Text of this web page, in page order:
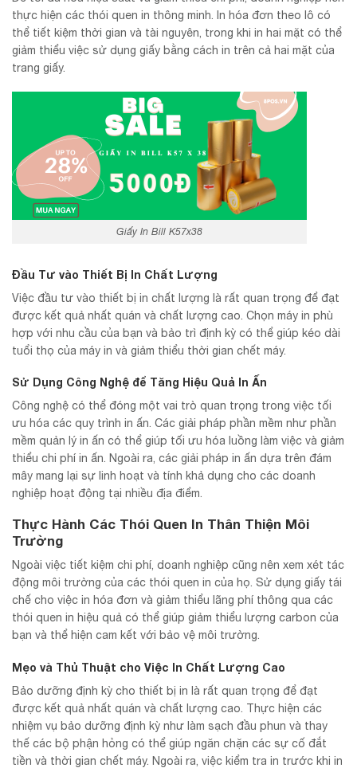
thực hiện các thói quen in thông minh. In hóa đơn theo lô có
thể tiết kiệm thời gian và tài nguyên, trong khi in hai mặt có thể
giảm thiểu việc sử dụng giấy bằng cách in trên cả hai mặt của
trang giấy.
Giấy In Bill K57x38
Đầu Tư vào Thiết Bị In Chất Lượng
Việc đầu tư vào thiết bị in chất lượng là rất quan trọng để đạt
được kết quả nhất quán và chất lượng cao. Chọn máy in phù
hợp với nhu cầu của bạn và bảo trì định kỳ có thể giúp kéo dài
tuổi thọ của máy in và giảm thiểu thời gian chết máy.
Sử Dụng Công Nghệ để Tăng Hiệu Quả In Ấn
Công nghệ có thể đóng một vai trò quan trọng trong việc tối
ưu hóa các quy trình in ấn. Các giải pháp phần mềm như phần
mềm quản lý in ấn có thể giúp tối ưu hóa luồng làm việc và giảm
thiểu chi phí in ấn. Ngoài ra, các giải pháp in ấn dựa trên đám
mây mang lại sự linh hoạt và tính khả dụng cho các doanh
nghiệp hoạt động tại nhiều địa điểm.
Thực Hành Các Thói Quen In Thân Thiện Môi
Trường
Ngoài việc tiết kiệm chi phí, doanh nghiệp cũng nên xem xét tác
động môi trường của các thói quen in của họ. Sử dụng giấy tái
chế cho việc in hóa đơn và giảm thiểu lãng phí thông qua các
thói quen in hiệu quả có thể giúp giảm thiểu lượng carbon của
bạn và thể hiện cam kết với bảo vệ môi trường.
Mẹo và Thủ Thuật cho Việc In Chất Lượng Cao
Bảo dưỡng định kỳ cho thiết bị in là rất quan trọng để đạt
được kết quả nhất quán và chất lượng cao. Thực hiện các
nhiệm vụ bảo dưỡng định kỳ như làm sạch đầu phun và thay
thế các bộ phận hỏng có thể giúp ngăn chặn các sự cố đắt
tiền và thời gian chết máy. Ngoài ra, việc kiểm tra in trước khi in